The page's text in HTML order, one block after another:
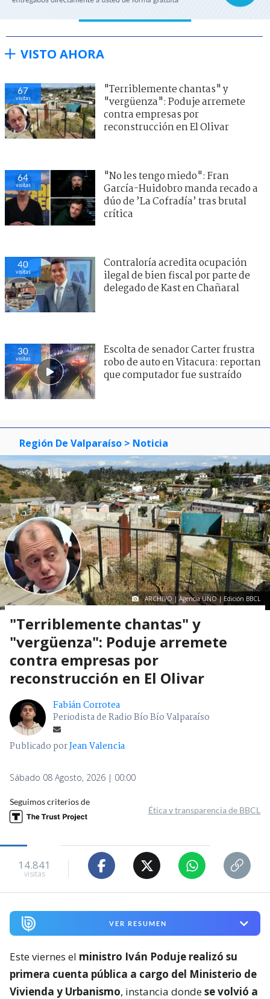
VISTO AHORA
67
visitas
"Terriblemente chantas" y
"vergüenza": Poduje arremete
contra empresas por
reconstrucción en El Olivar
64
visitas
"No les tengo miedo": Fran
García-Huidobro manda recado a
dúo de ’La Cofradía’ tras brutal
crítica
40
visitas
Contraloría acredita ocupación
ilegal de bien fiscal por parte de
delegado de Kast en Chañaral
30
visitas
Escolta de senador Carter frustra
robo de auto en Vitacura: reportan
que computador fue sustraído
Región De Valparaíso > Noticia
ARCHIVO | Agencia UNO | Edición BBCL
"Terriblemente chantas" y
"vergüenza": Poduje arremete
contra empresas por
reconstrucción en El Olivar
Fabián Corrotea
Periodista de Radio Bío Bío Valparaíso
Publicado porJean Valencia
Sábado 08 Agosto, 2026 | 00:00
Seguimos criterios de
Ética y transparencia de BBCL
14.841
visitas
VER RESUMEN
Este viernes el ministro Iván Poduje realizó su
primera cuenta pública a cargo del Ministerio de
Vivienda y Urbanismo, instancia dondese volvió a